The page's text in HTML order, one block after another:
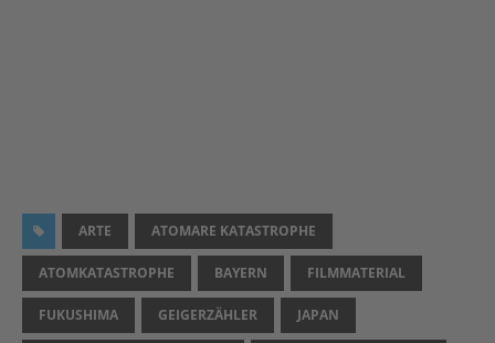
ARTE ATOMARE KATASTROPHE
ATOMKATASTROPHE BAYERN FILMMATERIAL
FUKUSHIMA GEIGERZÄHLER JAPAN